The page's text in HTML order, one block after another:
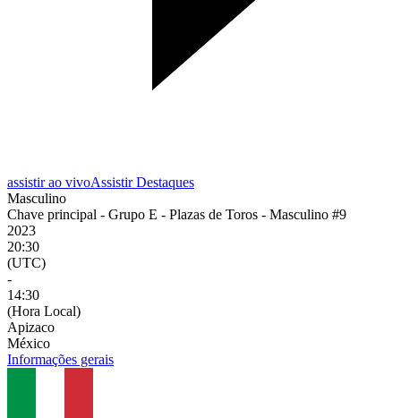
assistir ao vivoAssistir Destaques
Masculino
Chave principal - Grupo E - Plazas de Toros - Masculino #9
2023
20:30
(UTC)
-
14:30
(Hora Local)
Apizaco
México
Informações gerais